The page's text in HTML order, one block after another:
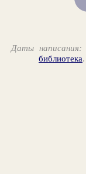
Даты написания:
библиотека.